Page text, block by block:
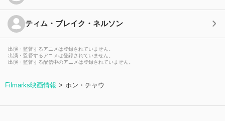
ティム・ブレイク・ネルソン
出演・監督するアニメは登録されていません。
出演・監督するアニメは登録されていません。
出演・監督する配信中のアニメは登録されていません。
Filmarks映画情報 ホン・チャウ